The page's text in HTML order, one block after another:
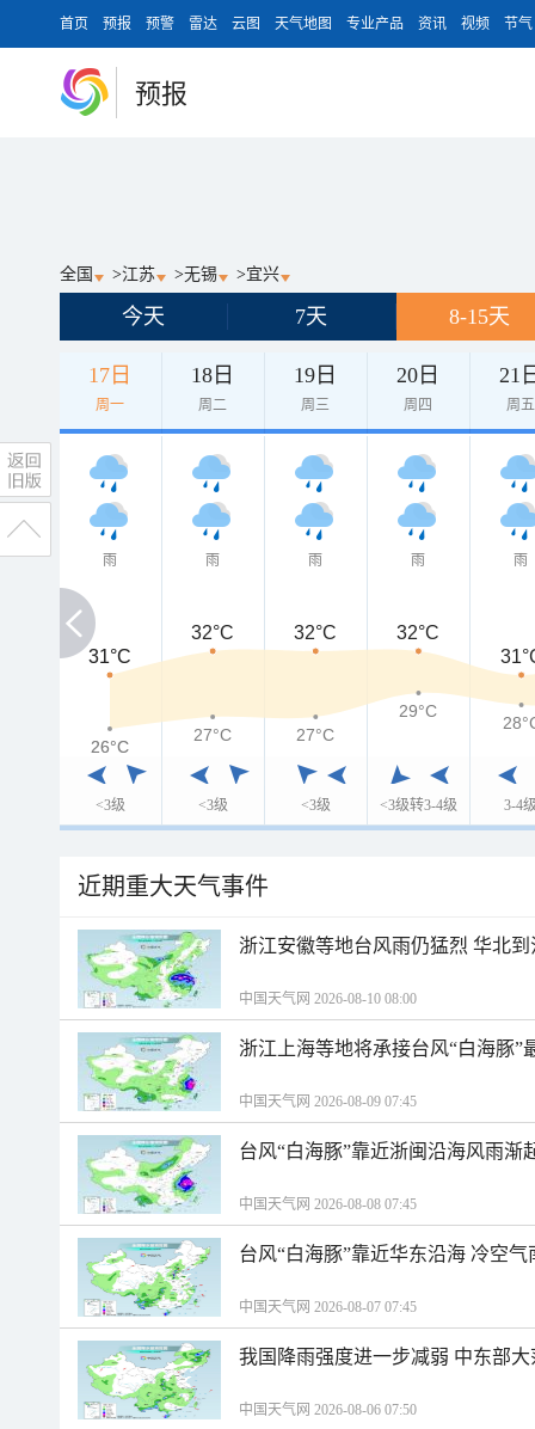
首页 预报 预警 雷达 云图 天气地图 专业产品 资讯 视频 节气
预报
全国 >江苏 >无锡 >宜兴
今天 7天 8-15天
17日
周一
18日
周二
19日
周三
20日
周四
21
周五
雨
<3级
雨
<3级
雨
<3级
雨
<3级转3-4级
雨
3-4
31°C
31°C
32°C 32°C
32°C
26°C
26°C
27°C 27°C
29°C
近期重大天气事件
浙江安徽等地台风雨仍猛烈 华北
中国天气网 2026-08-10 08:00
浙江上海等地将承接台风“白海豚”
中国天气网 2026-08-09 07:45
台风“白海豚”靠近浙闽沿海风雨渐
中国天气网 2026-08-08 07:45
台风“白海豚”靠近华东沿海 冷空
中国天气网 2026-08-07 07:45
我国降雨强度进一步减弱 中东部
中国天气网 2026-08-06 07:50